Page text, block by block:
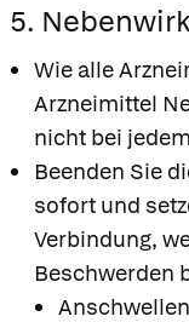
5.
Wie alle
Arzneimittel
nicht bei
Beenden Sie
sofort und
Verbindung,
Beschwerden